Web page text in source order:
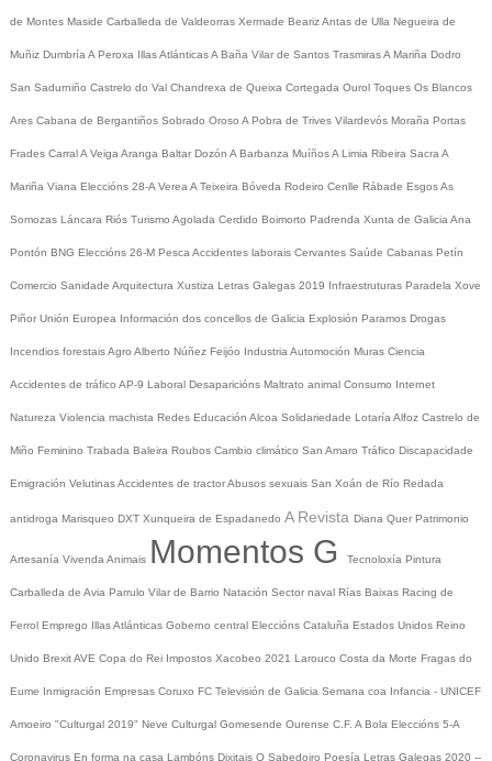
de Montes Maside Carballeda de Valdeorras Xermade BearizAntas de Ulla Negueira de
Muñiz Dumbría A Peroxa Illas AtlánticasA Baña Vilar de Santos TrasmirasA Mariña Dodro
San Sadurniño Castrelo do Val Chandrexa de Queixa Cortegada Ourol Toques Os Blancos
Ares Cabana de Bergantiños Sobrado Oroso A Pobra de Trives Vilardevós Moraña Portas
Frades CarralA Veiga Aranga Baltar Dozón A Barbanza MuíñosA Limia Ribeira Sacra A
Mariña Viana Eleccións 28-A Verea A Teixeira Bóveda Rodeiro Cenlle Rábade EsgosAs
Somozas Láncara Riós Turismo Agolada Cerdido Boimorto Padrenda Xunta de Galicia Ana
Pontón BNG Eleccións 26-M Pesca Accidentes laborais Cervantes Saúde Cabanas Petín
Comercio Sanidade Arquitectura Xustiza Letras Galegas 2019 Infraestruturas Paradela Xove
Piñor Unión Europea Información dos concellos de Galicia Explosión Paramos Drogas
Incendios forestaisAgro Alberto Núñez Feijóo Industria Automoción Muras Ciencia
Accidentes de tráfico AP-9 Laboral Desaparicións Maltrato animal Consumo Internet
Natureza Violencia machista Redes Educación Alcoa Solidariedade Lotaría Alfoz Castrelo de
Miño Feminino Trabada Baleira Roubos Cambio climático San Amaro Tráfico Discapacidade
Emigración VelutinasAccidentes de tractorAbusos sexuais San Xoán de Río Redada
antidroga Marisqueo DXT Xunqueira de Espadanedo A Revista Diana Quer Patrimonio
Artesanía Vivenda Animais Momentos G Tecnoloxía Pintura
Carballeda de Avia Parrulo Vilar de Barrio Natación Sector naval Rías Baixas Racing de
Ferrol Emprego Illas Atlánticas Goberno central Eleccións Cataluña Estados Unidos Reino
Unido BrexitAVE Copa do Rei Impostos Xacobeo 2021 Larouco Costa da Morte Fragas do
Eume Inmigración Empresas Coruxo FC Televisión de Galicia Semana coa Infancia - UNICEF
Amoeiro "Culturgal 2019" Neve Culturgal Gomesende Ourense C.F. A Bola Eleccións 5-A
Coronavirus En forma na casa Lambóns Dixitais O Sabedoiro Poesía Letras Galegas 2020 --